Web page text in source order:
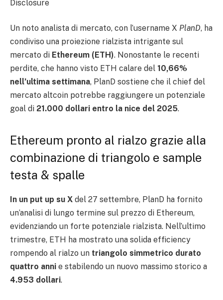
Disclosure
Un noto analista di mercato, con l’username X PlanD, ha
condiviso una proiezione rialzista intrigante sul
mercato di Ethereum (ETH). Nonostante le recenti
perdite, che hanno visto ETH calare del 10,66%
nell’ultima settimana, PlanD sostiene che il chief del
mercato altcoin potrebbe raggiungere un potenziale
goal di 21.000 dollari entro la nice del 2025.
Ethereum pronto al rialzo grazie alla
combinazione di triangolo e sample
testa & spalle
In un put up su X del 27 settembre, PlanD ha fornito
un’analisi di lungo termine sul prezzo di Ethereum,
evidenziando un forte potenziale rialzista. Nell’ultimo
trimestre, ETH ha mostrato una solida efficiency
rompendo al rialzo un triangolo simmetrico durato
quattro anni e stabilendo un nuovo massimo storico a
4.953 dollari.